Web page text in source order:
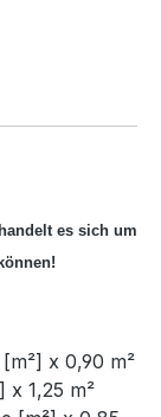
es sich um
x 0,90 m²
x 1,25 m²